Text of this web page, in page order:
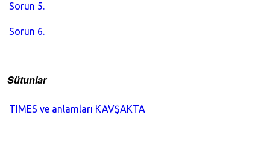
Sorun 5.
Sorun 6.
Sütunlar
TIMES ve anlamları KAVŞAKTA